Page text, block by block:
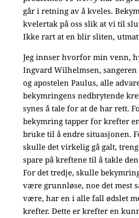
går i retning av å kveles.
kvelertak på oss slik at vi til
Ikke rart at en blir sliten,
Jeg innser hvorfor min venn,
Ingvard Wilhelmsen,
og apostelen Paulus, alle
bekymringens nedbrytende
synes å tale for at de har rett.
bekymring tapper for krefter
bruke til å endre situasjonen.
skulle det virkelig gå galt,
spare på kreftene til å takle
For det tredje, skulle
være grunnløse, noe det mest
være, har en i alle fall ødslet
krefter. Dette er krefter en